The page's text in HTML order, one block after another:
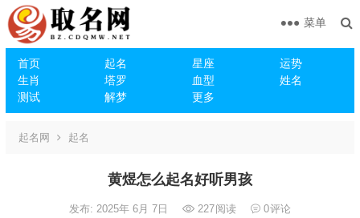
首页 起名 星座
运势
生肖
塔罗 血型
姓名
测试
解梦 更多
菜单
起名网 起名
黄煜怎么起名好听男孩
发布: 2025年 6月 7日 227阅读 0评论